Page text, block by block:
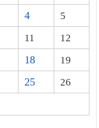
4
5
11
12
18
19
25
26